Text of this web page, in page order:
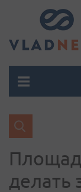
делать